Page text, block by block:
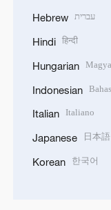
Hebrew עברית
Hindi हिन्दी
Hungarian
Indonesian
Italian Italiano
Japanese 日本語
Korean 한국어